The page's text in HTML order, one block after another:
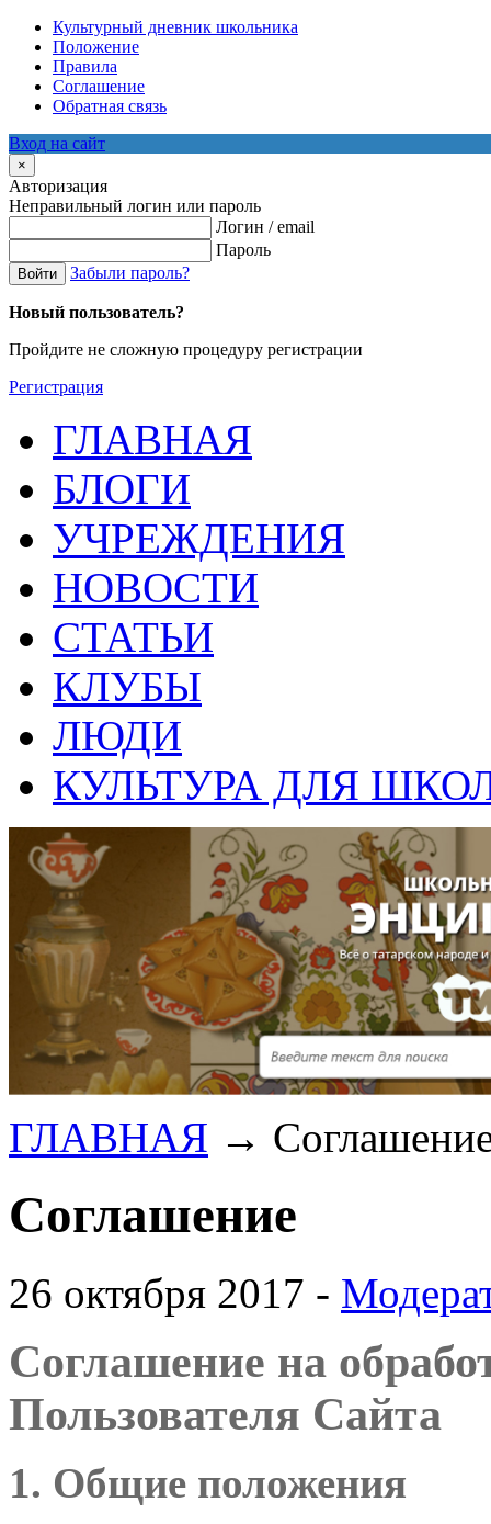
Культурный дневник школьника
Положение
Правила
Соглашение
Обратная связь
Вход на сайт
×
Авторизация
Неправильный логин или пароль
Логин / email
Пароль
Войти Забыли пароль?
Новый пользователь?
Пройдите не сложную процедуру регистрации
Регистрация
ГЛАВНАЯ
БЛОГИ
УЧРЕЖДЕНИЯ
НОВОСТИ
СТАТЬИ
КЛУБЫ
ЛЮДИ
КУЛЬТУРА ДЛЯ
ГЛАВНАЯ →
Соглашение
26 октября 2017 -
Соглашение на
Пользователя Сайта
1. Общие положения